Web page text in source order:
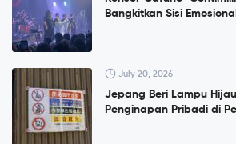
Bangkitkan Sisi
July 20, 2026
Jepang Beri Lampu
Penginapan Pribadi di